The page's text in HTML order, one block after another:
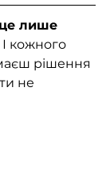
лише
кожного
рішення
не